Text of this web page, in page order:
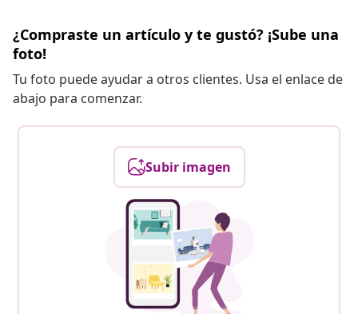
¿Compraste un artículo y te gustó? ¡Sube una
foto!
Tu foto puede ayudar a otros clientes. Usa el enlace de
abajo para comenzar.
Subir imagen